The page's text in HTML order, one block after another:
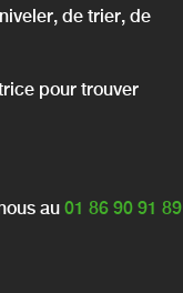
de trier, de
pour trouver
au 01 86 90 91 89